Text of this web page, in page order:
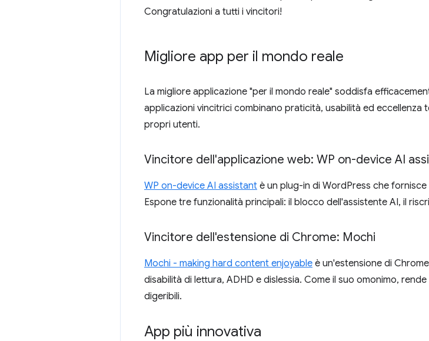
Congratulazioni a tutti i vincitori!
Migliore app per il mondo reale
La migliore applicazione "per il mondo reale" soddisfa
applicazioni vincitrici combinano praticità, usabilità ed
propri utenti.
Vincitore dell'applicazione web: WP on-device AI
WP on-device AI assistant è un plug-in di WordPress che
Espone tre funzionalità principali: il blocco dell'assistente AI, il
Vincitore dell'estensione di Chrome: Mochi
Mochi - making hard content enjoyable è un'estensione di
disabilità di lettura, ADHD e dislessia. Come il suo omonimo,
digeribili.
App più innovativa